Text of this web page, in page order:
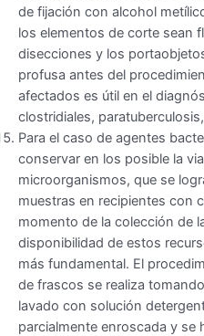
de fijación con alcohol
los elementos de corte sean
disecciones y los
profusa antes del
afectados es útil en el
clostridiales,
Para el caso de agentes
conservar en los posible la
microorganismos, que se
muestras en recipientes con
momento de la colección de
disponibilidad de estos
más fundamental. El
de frascos se realiza
lavado con solución
parcialmente enroscada y se